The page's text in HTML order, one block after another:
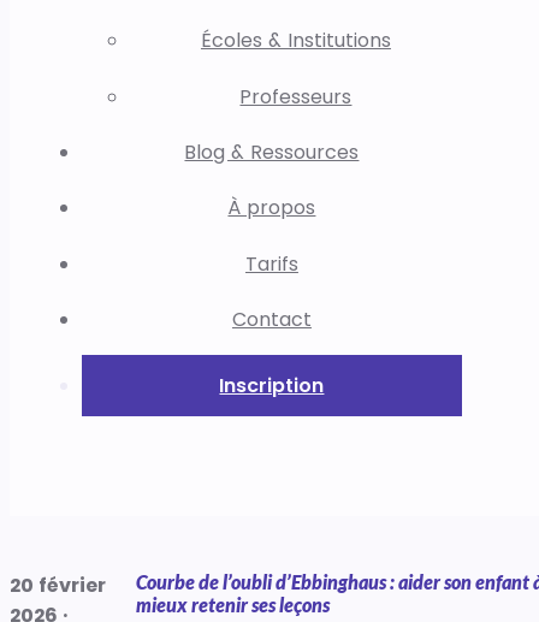
Écoles & Institutions
Professeurs
Blog & Ressources
À propos
Tarifs
Contact
Inscription
20 février
2026 ·
Courbe de l’oubli d’Ebbinghaus : aider son enfant
mieux retenir ses leçons